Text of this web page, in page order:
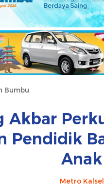
Bumbu
Akbar
Pendidik
Anak
Metro Kalsel